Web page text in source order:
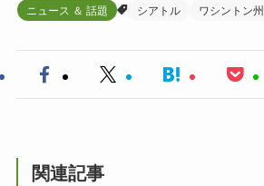
ニュース ＆ 話題 シアトル ワシントン州
関連記事